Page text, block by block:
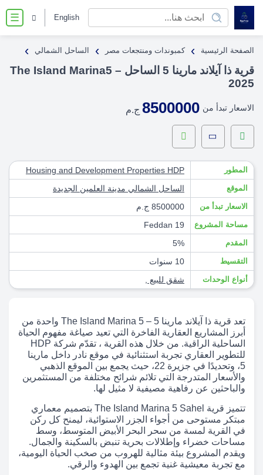
☰ English
الصفحة الرئيسية › كمبوندات ومنتجعات مصر › الساحل الشمالي ›
قرية ذا آيلاند مارينا 5 الساحل – The Island Marina5
2025
الاسعار تبدأ من 8500000 ج.م
المطور Housing and Development Properties HDP
الموقع الساحل الشمالي مدينة العلمين الجديدة
الاسعار تبدأ من 8500000 ج.م
مساحة المشروع 19 Feddan
المقدم 5%
التقسيط 10 سنوات
أنواع الوحدات شقق للبيع
تعد قرية ذا آيلاند مارينا 5 – The Island Marina 5 واحدة من
أبرز المشاريع العقارية الفاخرة التي تعيد صياغة مفهوم الحياة
الساحلية الراقية. من خلال هذه القرية ، تقدّم شركة HDP
للتطوير العقاري تجربة استثنائية في موقع نادر داخل مارينا
5، وتحديدًا في جزيرة 22، حيث يجمع بين الموقع الذهبي
والأسعار المتدرجة التي تلائم شرائح مختلفة من المستثمرين
والباحثين عن رفاهية مصيفية لا مثيل لها.
تتميز قرية The Island Marina 5 Sahel بتصميم معماري
مبتكر مستوحى من أجواء الجزر الاستوائية، ليمنح كل ركن
في القرية لمسة من سحر البحر الأبيض المتوسط، وسط
مساحات خضراء وإطلالات بحرية تنبض بالسكينة والجمال.
ويقدم المشروع بيئة مثالية للهروب من صخب الحياة اليومية،
مع تجربة معيشية غنية تجمع بين الهدوء والرقي.